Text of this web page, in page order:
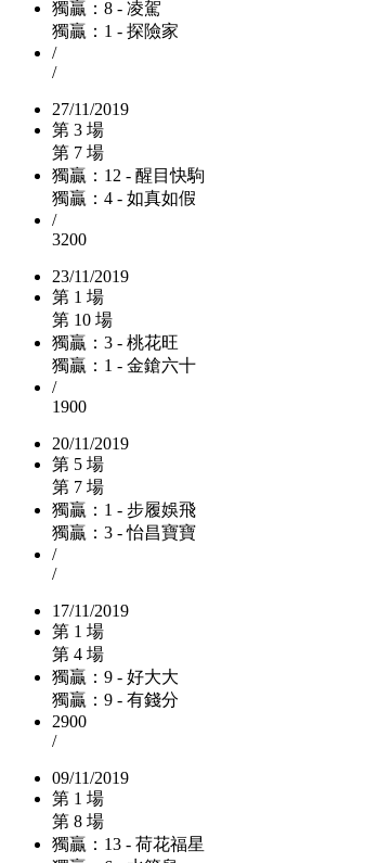
獨贏：8 - 凌駕
獨贏：1 - 探險家
/
/
27/11/2019
第 3 場
第 7 場
獨贏：12 - 醒目快駒
獨贏：4 - 如真如假
/
3200
23/11/2019
第 1 場
第 10 場
獨贏：3 - 桃花旺
獨贏：1 - 金鎗六十
/
1900
20/11/2019
第 5 場
第 7 場
獨贏：1 - 步履娛飛
獨贏：3 - 怡昌寶寶
/
/
17/11/2019
第 1 場
第 4 場
獨贏：9 - 好大大
獨贏：9 - 有錢分
2900
/
09/11/2019
第 1 場
第 8 場
獨贏：13 - 荷花福星